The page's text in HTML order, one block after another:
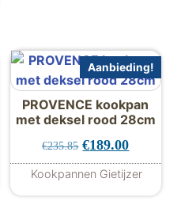
prijs was: €214.20.
prijs is: €169.00.
Aanbieding!
PROVENCE kookpan
met deksel rood 28cm
€235.85 Oorspronkelijke
€189.00Huidige
Kookpannen Gietijzer